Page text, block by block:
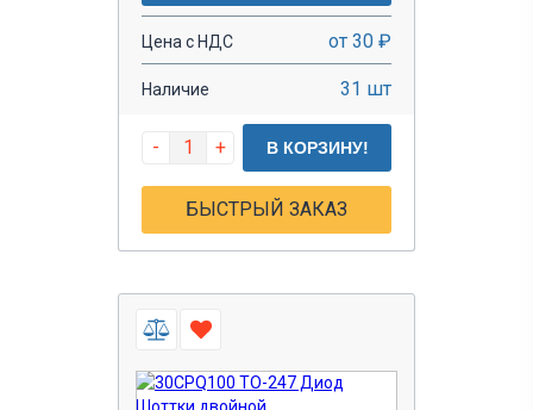
Цена с НДС от 30 ₽
Наличие 31 шт
- + В КОРЗИНУ!
БЫСТРЫЙ ЗАКАЗ